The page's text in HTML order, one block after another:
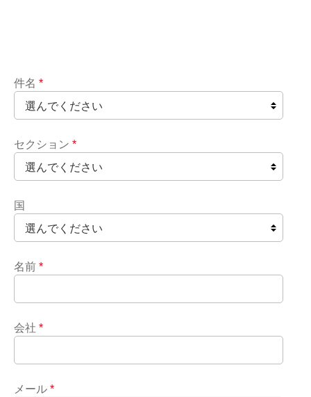
件名 *
セクション *
国
名前 *
会社 *
メール *